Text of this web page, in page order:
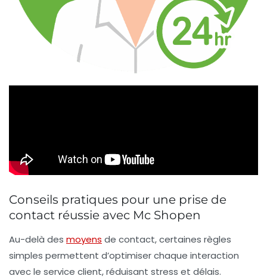
Conseils pratiques pour une prise de
contact réussie avec Mc Shopen
Au-delà des moyens de contact, certaines règles
simples permettent d’optimiser chaque interaction
avec le service client, réduisant stress et délais.